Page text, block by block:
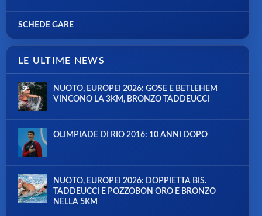
SCHEDE GARE
LE ULTIME NEWS
NUOTO, EUROPEI 2026: GOSE E BETLEHEM
VINCONO LA 3KM, BRONZO TADDEUCCI
OLIMPIADE DI RIO 2016: 10 ANNI DOPO
NUOTO, EUROPEI 2026: DOPPIETTA BIS.
TADDEUCCI E POZZOBON ORO E BRONZO
NELLA 5KM